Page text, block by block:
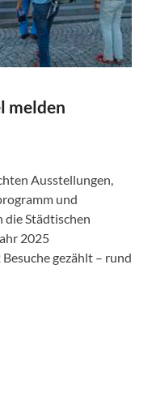
melden
Ausstellungen,
und
Städtischen
2025
gezählt – rund